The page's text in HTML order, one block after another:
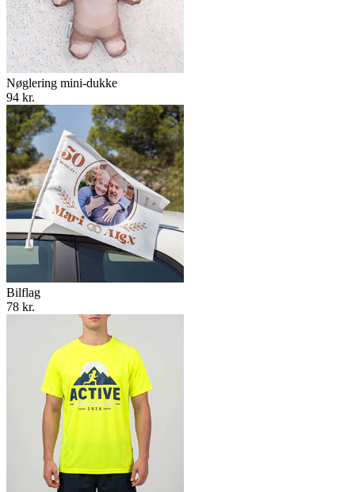
Nøglering mini-dukke
94 kr.
Bilflag
78 kr.